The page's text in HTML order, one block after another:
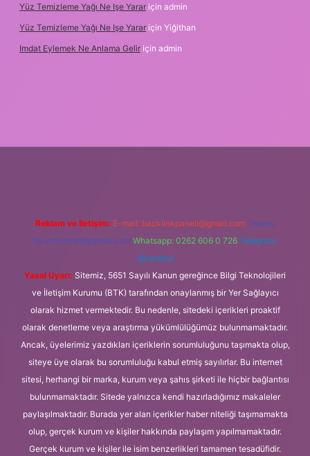
Yüz Temizleme Yağı Ne Işe Yarar için admin
Yüz Temizleme Yağı Ne Işe Yarar için Yiğithan
Imdat Eylemek Ne Anlama Gelir için admin
Reklam ve İletişim: E-mail: backlinkpaneli@gmail.com Teams:
forumhizmeti@gmail.com Whatsapp: 0262 606 0 726 Telegram:
@karabul
Yasal Uyarı: Sitemiz, 5651 Sayılı Kanun gereğince Bilgi Teknolojileri
ve İletişim Kurumu (BTK) tarafından onaylanmış bir Yer Sağlayıcı
olarak hizmet vermektedir. Bu nedenle, sitedeki içerikleri proaktif
olarak denetleme veya araştırma yükümlülüğümüz bulunmamaktadır.
Ancak, üyelerimiz yazdıkları içeriklerin sorumluluğunu taşımakta olup,
siteye üye olarak bu sorumluluğu kabul etmiş sayılırlar. Bu internet
sitesi, herhangi bir marka, kurum veya şahıs şirketi ile hiçbir bağlantısı
bulunmamaktadır. Sitede yalnızca kendi hazırladığımız makaleler
paylaşılmaktadır. Burada yer alan içerikler haber niteliği taşımamakta
olup, gerçek kurum ve kişiler hakkında paylaşım yapılmamaktadır.
Gerçek kurum ve kişiler ile isim benzerlikleri tamamen tesadüfidir.